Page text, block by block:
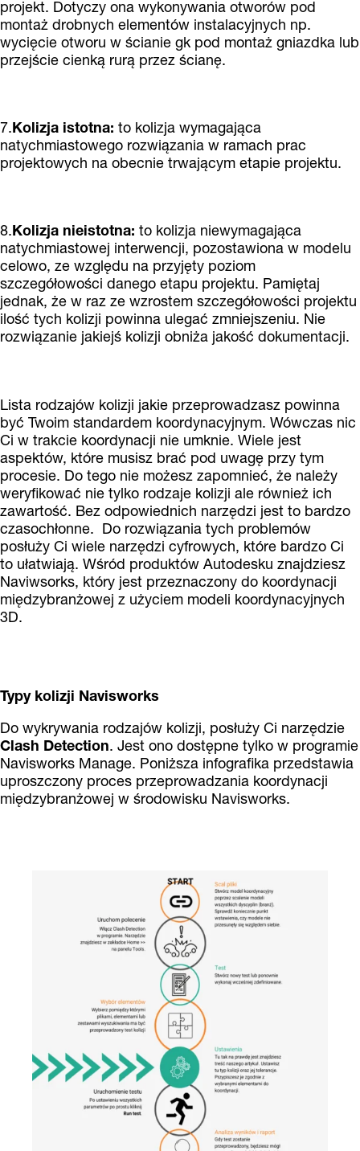
projekt. Dotyczy ona wykonywania otworów pod
montaż drobnych elementów instalacyjnych np.
wycięcie otworu w ścianie gk pod montaż gniazdka lub
przejście cienką rurą przez ścianę.
7.Kolizja istotna: to kolizja wymagająca
natychmiastowego rozwiązania w ramach prac
projektowych na obecnie trwającym etapie projektu.
8.Kolizja nieistotna: to kolizja niewymagająca
natychmiastowej interwencji, pozostawiona w modelu
celowo, ze względu na przyjęty poziom
szczegółowości danego etapu projektu. Pamiętaj
jednak, że w raz ze wzrostem szczegółowości projektu
ilość tych kolizji powinna ulegać zmniejszeniu. Nie
rozwiązanie jakiejś kolizji obniża jakość dokumentacji.
Lista rodzajów kolizji jakie przeprowadzasz powinna
być Twoim standardem koordynacyjnym. Wówczas nic
Ci w trakcie koordynacji nie umknie. Wiele jest
aspektów, które musisz brać pod uwagę przy tym
procesie. Do tego nie możesz zapomnieć, że należy
weryfikować nie tylko rodzaje kolizji ale również ich
zawartość. Bez odpowiednich narzędzi jest to bardzo
czasochłonne. Do rozwiązania tych problemów
posłuży Ci wiele narzędzi cyfrowych, które bardzo Ci
to ułatwiają. Wśród produktów Autodesku znajdziesz
Naviwsorks, który jest przeznaczony do koordynacji
międzybranżowej z użyciem modeli koordynacyjnych
3D.
Typy kolizji Navisworks
Do wykrywania rodzajów kolizji, posłuży Ci narzędzie
Clash Detection. Jest ono dostępne tylko w programie
Navisworks Manage. Poniższa infografika przedstawia
uproszczony proces przeprowadzania koordynacji
międzybranżowej w środowisku Navisworks.